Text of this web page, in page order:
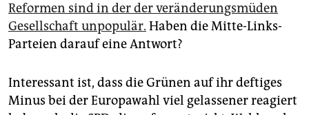
Reformen sind in der der veränderungsmüden
Gesellschaft unpopulär. Haben die Mitte-Links-
Parteien darauf eine Antwort?
Interessant ist, dass die Grünen auf ihr deftiges
Minus bei der Europawahl viel gelassener reagiert